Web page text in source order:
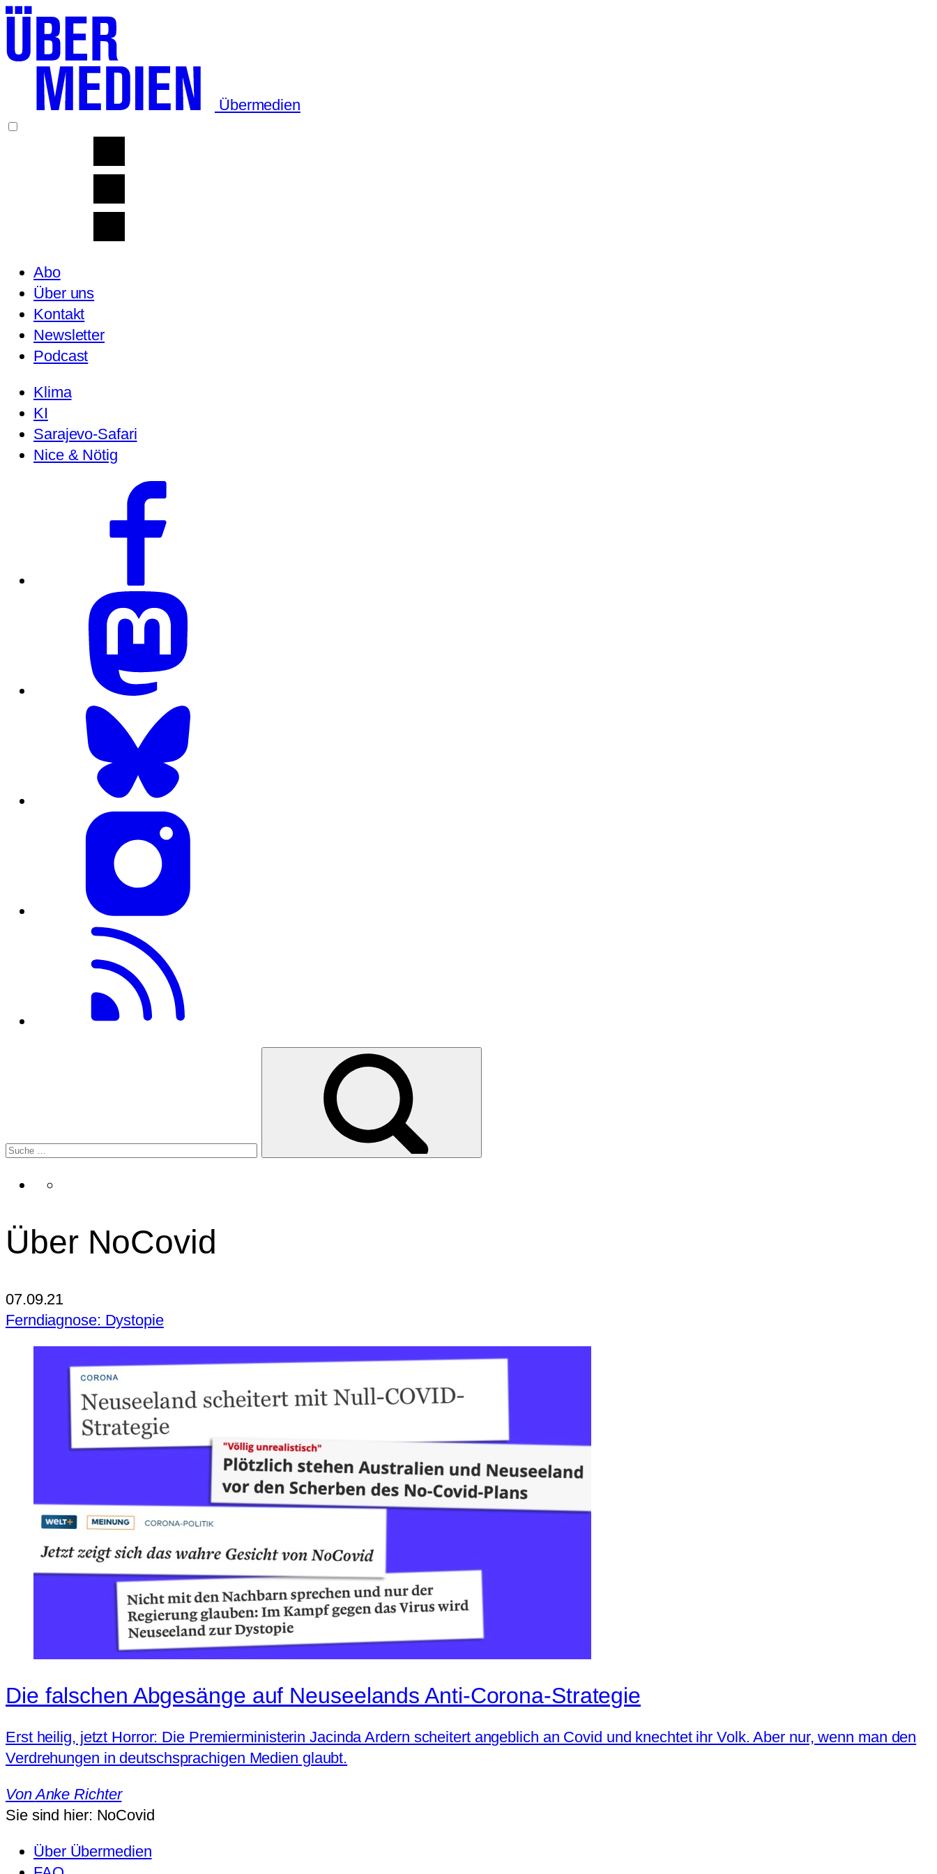
Übermedien
Abo
Über uns
Kontakt
Newsletter
Podcast
Klima
KI
Sarajevo-Safari
Nice & Nötig
Über NoCovid
07.09.21
Ferndiagnose: Dystopie
Die falschen Abgesänge auf Neuseelands Anti-Corona-Strategie
Erst heilig, jetzt Horror: Die Premierministerin Jacinda Ardern scheitert angeblich an Covid und knechtet ihr Volk. Aber nur, wenn man den
Verdrehungen in deutschsprachigen Medien glaubt.
VonAnke Richter
Sie sind hier: NoCovid
Über Übermedien